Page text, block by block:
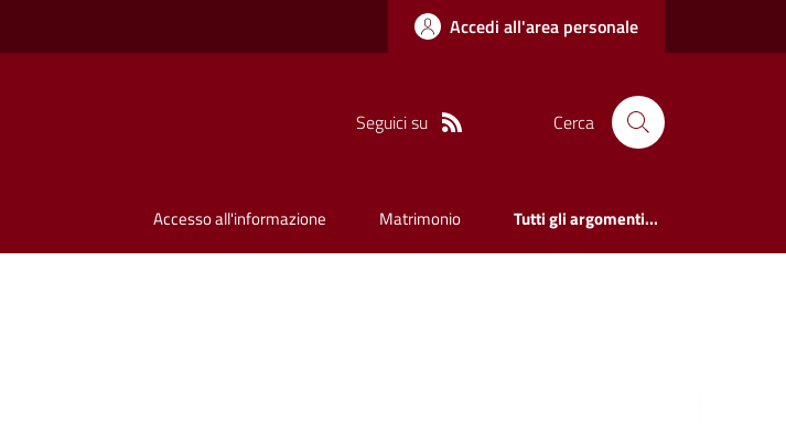
Accedi all'area personale
Seguici su Cerca
Accesso all'informazione Matrimonio Tutti gli argomenti...